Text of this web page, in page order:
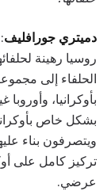
دميتري جورافليف
روسيا رهينة
الحلفاء إلى
بأوكرانيا،
بشكل خاص
ويتصرفون بناء
تركيز كامل على
عرضي.